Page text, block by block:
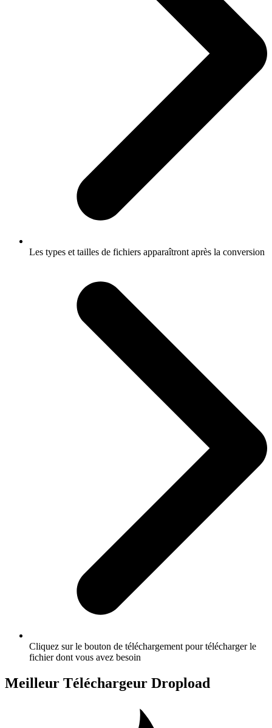
Les types et tailles de fichiers apparaîtront après la conversion
Cliquez sur le bouton de téléchargement pour télécharger le
fichier dont vous avez besoin
Meilleur Téléchargeur Dropload